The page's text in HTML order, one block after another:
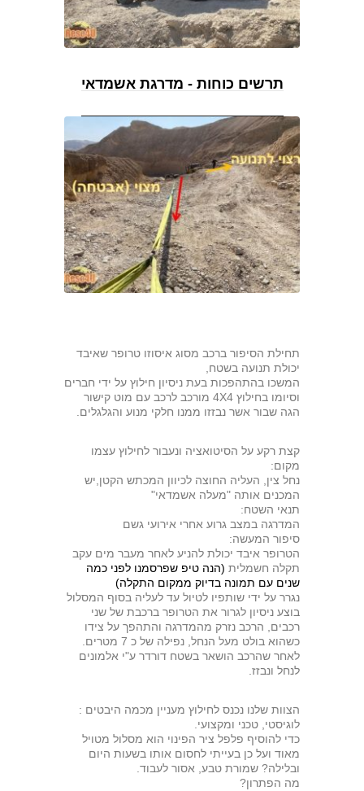
תרשים כוחות - מדרגת אשמדאי
תחילת הסיפור ברכב מסוג איסוזו טרופר שאיבד
יכולת תנועה בשטח,
המשכו בהתהפכות בעת ניסיון חילוץ על ידי חברים
וסיומו בחילוץ 4X4 מורכב לרכב עם מוט קישור
הגה שבור אשר נבזזו ממנו חלקי מנוע והגלגלים.
קצת רקע על הסיטואציה ונעבור לחילוץ עצמו
מקום:
נחל צין, העליה החוצה לכיוון המכתש הקטן,יש
המכנים אותה "מעלה אשמדאי"
תנאי השטח:
המדרגה במצב גרוע אחרי אירועי גשם
סיפור המעשה:
הטרופר איבד יכולת להניע לאחר מעבר מים עקב
תקלה חשמלית (הנה טיפ שפרסמנו לפני כמה
שנים עם תמונה בדיוק ממקום התקלה)
נגרר על ידי שותפיו לטיול עד לעליה בסוף המסלול
בוצע ניסיון לגרור את הטרופר ברכבת של שני
רכבים, הרכב נזרק מהמדרגה והתהפך על צידו
כשהוא בולט מעל הנחל, נפילה של כ 7 מטרים.
לאחר שהרכב הושאר בשטח דורדר ע"י אלמונים
לנחל ונבזז.
הצוות שלנו נכנס לחילוץ מעניין מכמה היבטים :
לוגיסטי, טכני ומקצועי.
כדי להוסיף פלפל ציר הפינוי הוא מסלול מטויל
מאוד ועל כן בעייתי לחסום אותו בשעות היום
ובלילה? שמורת טבע, אסור לעבוד.
מה הפתרון?